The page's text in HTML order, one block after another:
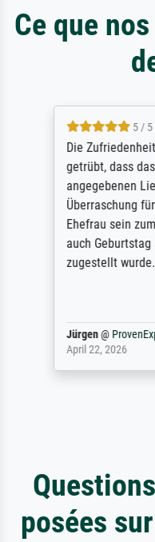
Ce que
5 / 5
Die
getrübt, dass
angegebenen
Überraschung
Ehefrau sein
auch
zugestellt wurde.
Jürgen@
April 22, 2026
posées